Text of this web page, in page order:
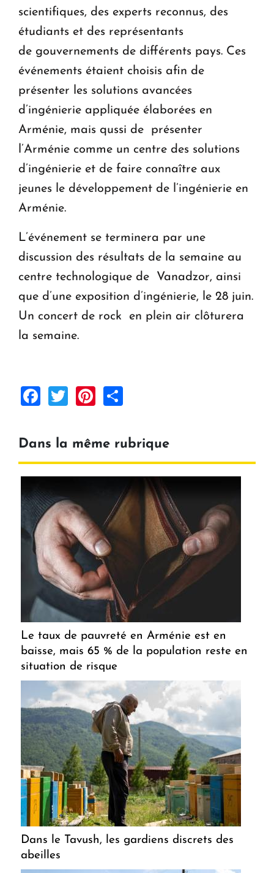
scientifiques, des experts reconnus, des
étudiants et des représentants
de gouvernements de différents pays. Ces
événements étaient choisis afin de
présenter les solutions avancées
d’ingénierie appliquée élaborées en
Arménie, mais qussi de présenter
l’Arménie comme un centre des solutions
d’ingénierie et de faire connaître aux
jeunes le développement de l’ingénierie en
Arménie.
L’événement se terminera par une
discussion des résultats de la semaine au
centre technologique de Vanadzor, ainsi
que d’une exposition d’ingénierie, le 28 juin.
Un concert de rock en plein air clôturera
la semaine.
Facebook
TwitterPinterest
Dans la même rubrique
Le taux de pauvreté en Arménie est en
baisse, mais 65 % de la population reste en
situation de risque
Dans le Tavush, les gardiens discrets des
abeilles